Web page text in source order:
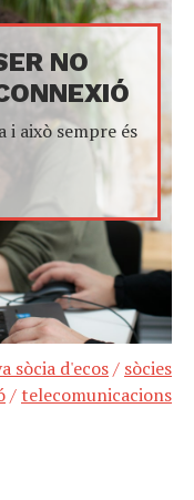
NO
i això sempre és
sòcia d'ecos/ sòcies
/telecomunicacions